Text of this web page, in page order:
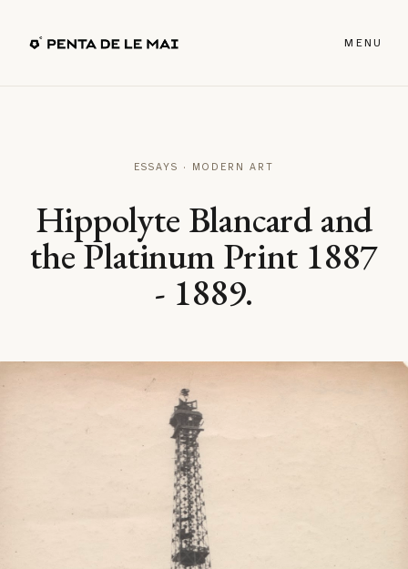
MENU
ESSAYS · MODERN ART
Hippolyte Blancard and
the Platinum Print 1887
- 1889.